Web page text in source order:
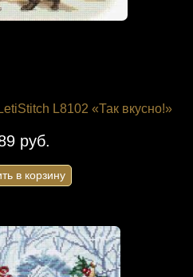
L8102 «Так вкусно!»
руб.
в корзину